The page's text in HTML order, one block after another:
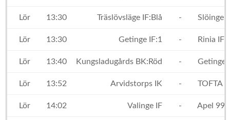
Lör 13:30 Träslövsläge IF:Blå - Slöinge
Lör 13:30 Getinge IF:1 - Rinia IF
Lör 13:40 Kungsladugårds BK:Röd - Getinge
Lör 13:52 Arvidstorps IK - TOFTA
Lör 14:02 Valinge IF - Apel 99